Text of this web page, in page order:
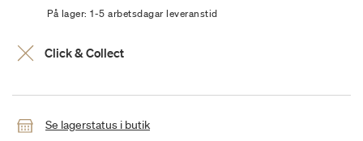
På lager: 1-5 arbetsdagar leveranstid
Click & Collect
Se lagerstatus i butik